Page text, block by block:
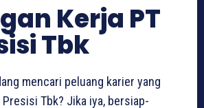
Kerja PT
Tbk
mencari peluang karier yang
Presisi Tbk? Jika iya, bersiap-